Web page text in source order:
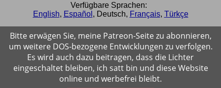
Verfügbare Sprachen:
English, Español , Deutsch, Français, Türkçe
Bitte erwägen Sie, meine Patreon-Seite zu abonnieren,
um weitere DOS-bezogene Entwicklungen zu verfolgen.
Es wird auch dazu beitragen, dass die Lichter
eingeschaltet bleiben, ich satt bin und diese Website
online und werbefrei bleibt.